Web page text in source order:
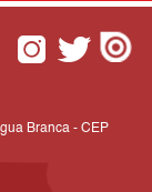
Branca - CEP